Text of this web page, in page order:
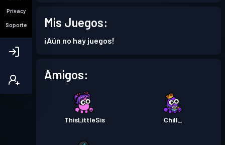
Privacy
Soporte Mis Juegos:
¡Aún no hay juegos!
Amigos:
ThisLittleSis Chill_